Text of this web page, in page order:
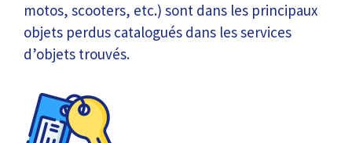
motos, scooters, etc.) sont dans les principaux
objets perdus catalogués dans les services
d’objets trouvés.